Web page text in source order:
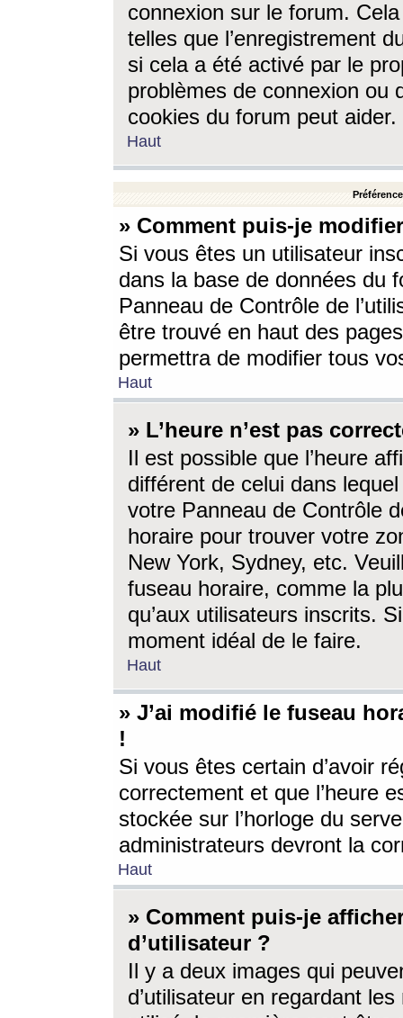
connexion sur le forum.
telles que l’enregistrement
si cela a été activé par le
problèmes de connexion ou
cookies du forum peut aider.
Haut
» Comment puis-je
Si vous êtes un utilisateur
dans la base de données du
Panneau de Contrôle de
être trouvé en haut des
permettra de modifier tous
Haut
» L’heure n’est pas
Il est possible que l’heure
différent de celui dans
votre Panneau de Contrôle
horaire pour trouver votre
New York, Sydney, etc.
fuseau horaire, comme la
qu’aux utilisateurs inscrits.
moment idéal de le faire.
Haut
» J’ai modifié le fuseau
!
Si vous êtes certain d’avoir
correctement et que l’heure
stockée sur l’horloge du
administrateurs devront la
Haut
» Comment puis-je
d’utilisateur ?
Il y a deux images qui
d’utilisateur en regardant